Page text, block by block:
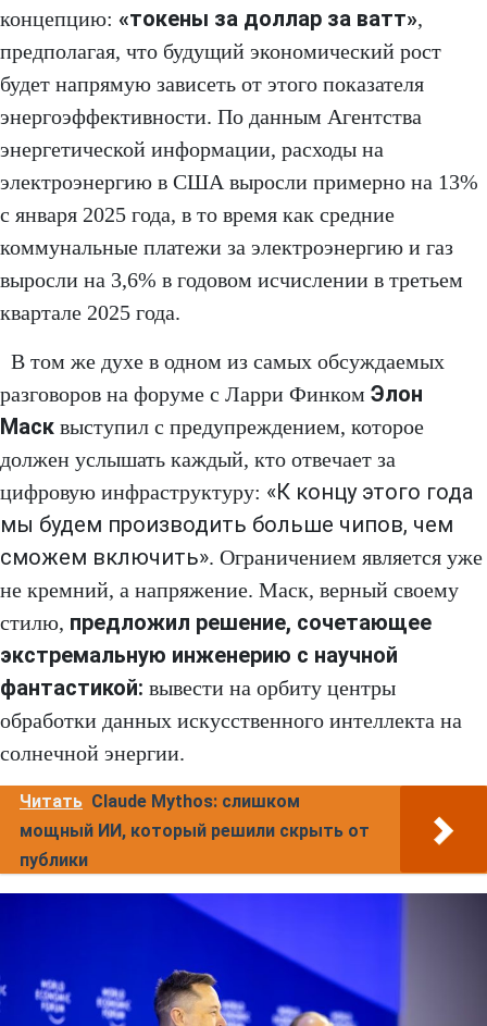
концепцию: «токены за доллар за ватт»,
предполагая, что будущий экономический рост
будет напрямую зависеть от этого показателя
энергоэффективности. По данным Агентства
энергетической информации, расходы на
электроэнергию в США выросли примерно на 13%
с января 2025 года, в то время как средние
коммунальные платежи за электроэнергию и газ
выросли на 3,6% в годовом исчислении в третьем
квартале 2025 года.
В том же духе в одном из самых обсуждаемых
разговоров на форуме с Ларри Финком Элон
Маск выступил с предупреждением, которое
должен услышать каждый, кто отвечает за
цифровую инфраструктуру: «К концу этого года
мы будем производить больше чипов, чем
сможем включить». Ограничением является уже
не кремний, а напряжение. Маск, верный своему
стилю, предложил решение, сочетающее
экстремальную инженерию с научной
фантастикой: вывести на орбиту центры
обработки данных искусственного интеллекта на
солнечной энергии.
Читать Claude Mythos: слишком
мощный ИИ, который решили скрыть от
публики